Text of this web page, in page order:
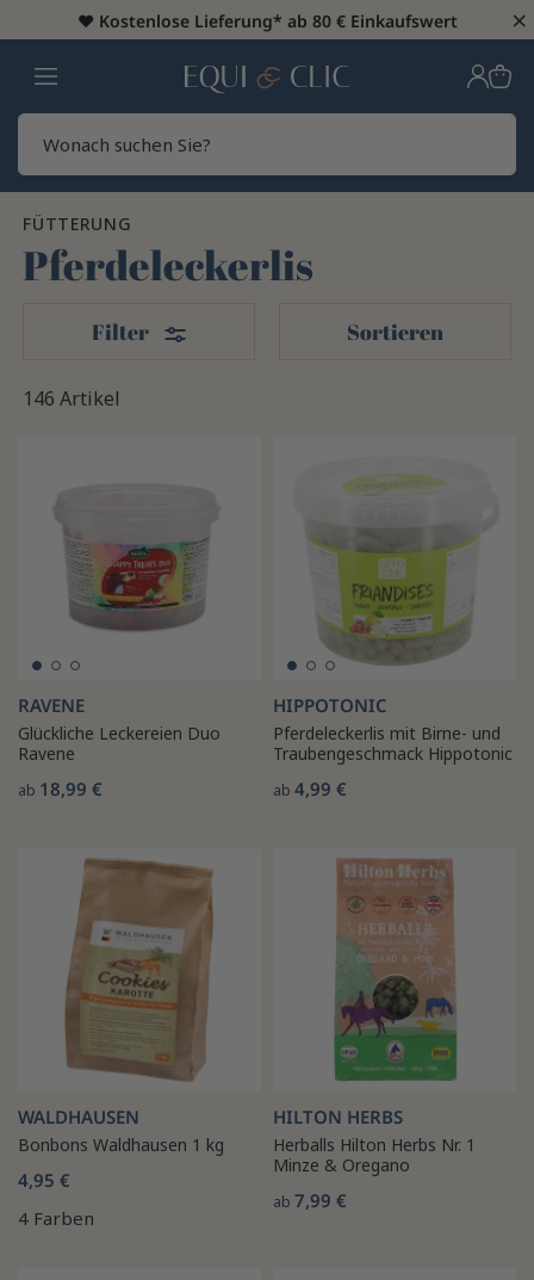
♥️ Kostenlose Lieferung* ab 80 € Einkaufswert ×
Heim
FÜTTERUNG
Pferdeleckerlis
146 Artikel
Filter Filter Sortieren
RAVENE
Glückliche Leckereien Duo
Ravene
ab 18,99 €
HIPPOTONIC
Pferdeleckerlis mit Birne- und
Traubengeschmack Hippotonic
ab 4,99 €
WALDHAUSEN
Bonbons Waldhausen 1 kg
4,95 €
4 Farben
HILTON HERBS
Herballs Hilton Herbs Nr. 1
Minze & Oregano
ab 7,99 €